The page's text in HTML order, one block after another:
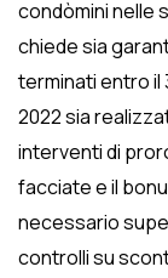
condòmini nelle
chiede sia
terminati entro il
2022 sia
interventi di
facciate e il
necessario
controlli su